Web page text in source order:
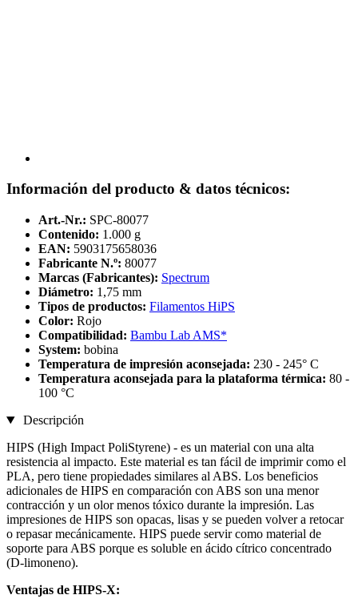
Información del producto & datos técnicos:
Art.-Nr.: SPC-80077
Contenido: 1.000 g
EAN: 5903175658036
Fabricante N.º: 80077
Marcas (Fabricantes): Spectrum
Diámetro: 1,75 mm
Tipos de productos: Filamentos HiPS
Color: Rojo
Compatibilidad: Bambu Lab AMS*
System: bobina
Temperatura de impresión aconsejada: 230 - 245° C
Temperatura aconsejada para la plataforma térmica: 80 -
100 °C
Descripción
HIPS (High Impact PoliStyrene) - es un material con una alta
resistencia al impacto. Este material es tan fácil de imprimir como el
PLA, pero tiene propiedades similares al ABS. Los beneficios
adicionales de HIPS en comparación con ABS son una menor
contracción y un olor menos tóxico durante la impresión. Las
impresiones de HIPS son opacas, lisas y se pueden volver a retocar
o repasar mecánicamente. HIPS puede servir como material de
soporte para ABS porque es soluble en ácido cítrico concentrado
(D-limoneno).
Ventajas de HIPS-X: